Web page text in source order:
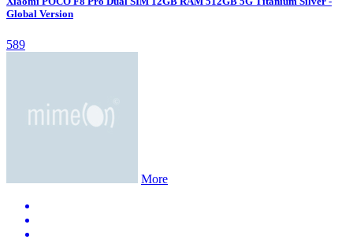
Global Version
589
More